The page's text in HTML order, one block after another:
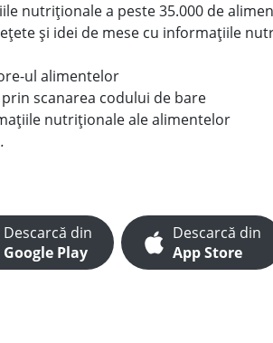
nutriționale a peste 35.000 de
și idei de mese cu informațiile
ul alimentelor
scanarea codului de bare
nutriționale ale alimentelor
Descarcă din
Google Play
Descarcă din
App Store